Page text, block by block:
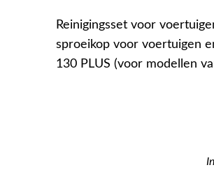
Reinigingsset voor
sproeikop voor voertuigen
130 PLUS (voor modellen